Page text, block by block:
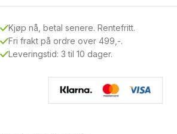
Kjøp nå, betal senere. Rentefritt.
Fri frakt på ordre over 499,-.
Leveringstid: 3 til 10 dager.